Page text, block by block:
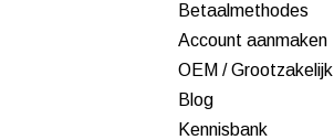
Betaalmethodes
Account aanmaken
OEM / Grootzakelijk
Blog
Kennisbank